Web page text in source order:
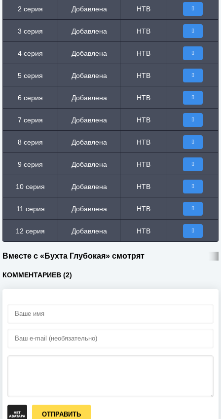
2 серия Добавлена НТВ
3 серия Добавлена НТВ
4 серия Добавлена НТВ
5 серия Добавлена НТВ
6 серия Добавлена НТВ
7 серия Добавлена НТВ
8 серия Добавлена НТВ
9 серия Добавлена НТВ
10 серия Добавлена НТВ
11 серия Добавлена НТВ
12 серия Добавлена НТВ
Вместе с «Бухта Глубокая» смотрят
КОММЕНТАРИЕВ (2)
ОТПРАВИТЬ